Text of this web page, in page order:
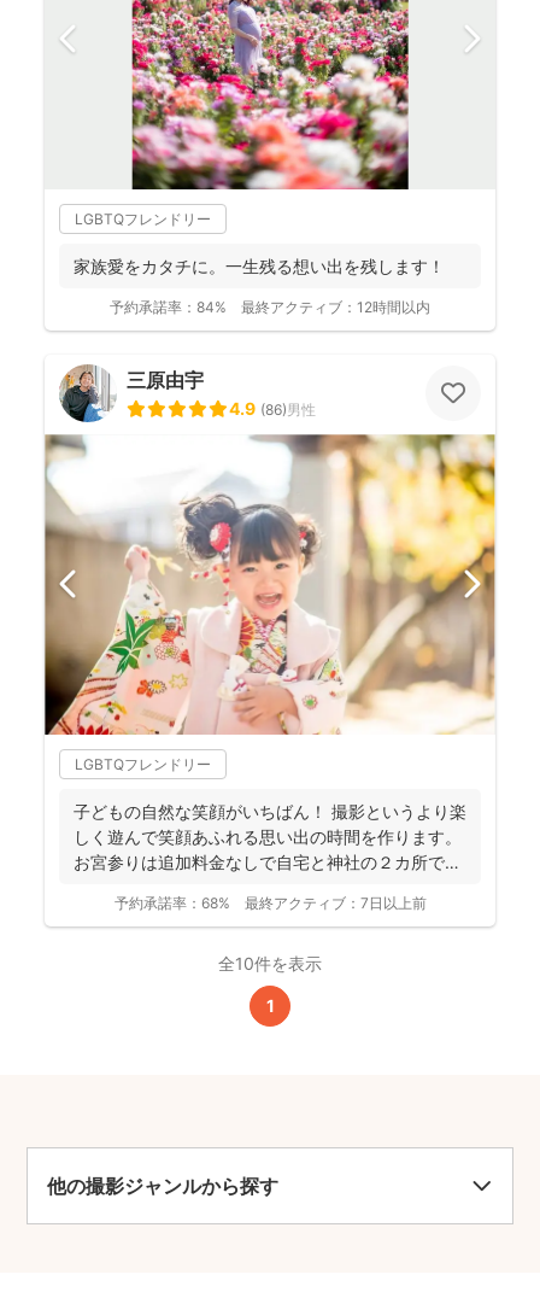
LGBTQフレンドリー
家族愛をカタチに。一生残る想い出を残します！
予約承諾率： 84% 最終アクティブ： 12時間以内
三原由宇
4.9 (86)男性
LGBTQフレンドリー
子どもの自然な笑顔がいちばん！ 撮影というより楽
しく遊んで笑顔あふれる思い出の時間を作ります。
お宮参りは追加料金なしで自宅と神社の２カ所で撮
予約承諾率： 68% 最終アクティブ： 7日以上前
全10件を表示
1
他の撮影ジャンルから探す